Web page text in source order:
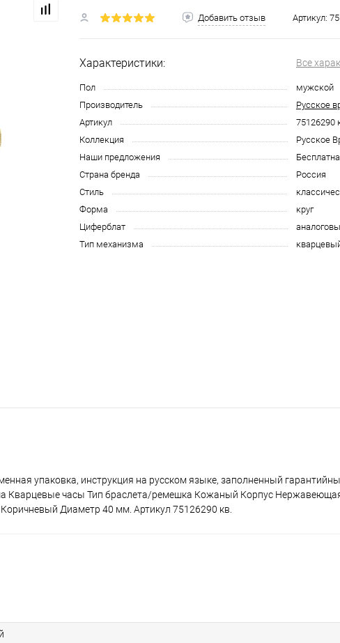
Добавить отзыв Артикул:
Характеристики: Все
Пол
мужской
Производитель
Русское
Артикул
75126290
Коллекция
Русское
Наши предложения
Страна бренда
Россия
Стиль
Форма
круг
Циферблат
Тип механизма
упаковка, инструкция на русском языке, заполненный
Кварцевые часы Тип браслета/ремешка Кожаный Корпус
Диаметр 40 мм. Артикул 75126290 кв.